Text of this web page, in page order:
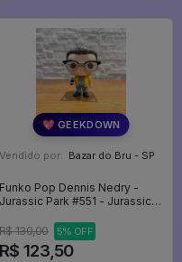
💖 GEEKDOWN
Vendido por: Bazar do Bru - SP
Funko Pop Dennis Nedry -
Jurassic Park #551 - Jurassic
R$ 130,00
5% OFF
R$ 123,50